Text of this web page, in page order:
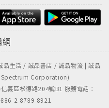
生活 / 誠品書店 / 誠品物流 | 誠品
Spectrum Corporation)
義區松德路204號B1 服務電話：
2-8789-8921